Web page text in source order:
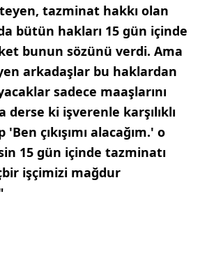
tazminat hakkı olan
bütün hakları 15 gün içinde
bunun sözünü verdi. Ama
arkadaşlar bu haklardan
sadece maaşlarını
derse ki işverenle karşılıklı
çıkışımı alacağım.' o
15 gün içinde tazminatı
işçimizi mağdur